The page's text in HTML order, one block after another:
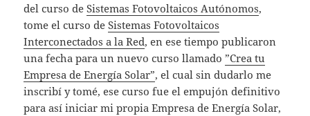
del curso deSistemas Fotovoltaicos Autónomos,
tome el curso deSistemas Fotovoltaicos
Interconectados a la Red, en ese tiempo publicaron
una fecha para un nuevo curso llamado”Crea tu
Empresa de Energía Solar”, el cual sin dudarlo me
inscribí y tomé, ese curso fue el empujón definitivo
para así iniciar mi propia Empresa de Energía Solar,